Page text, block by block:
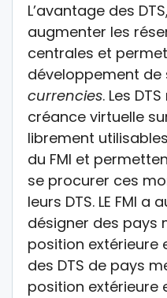
L’avantage des
augmenter les
centrales et
développement de
currencies. Les
créance virtuelle
librement
du FMI et
se procurer ces
leurs DTS. LE FMI a
désigner des pays
position extérieure
des DTS de pays
position extérieure